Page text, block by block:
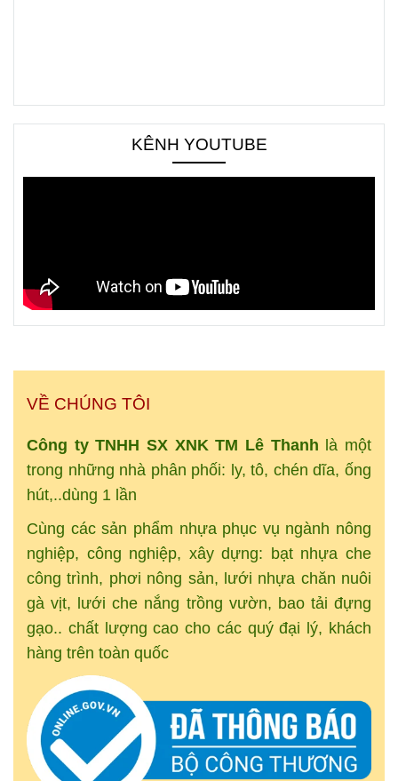
KÊNH YOUTUBE
VỀ CHÚNG TÔI
Công ty TNHH SX XNKTM Lê Thanh là một
trong những nhà phân phối: ly, tô, chén dĩa, ống
hút,..dùng 1 lần
Cùng các sản phẩm nhựa phục vụ ngành nông
nghiệp, công nghiệp, xây dựng: bạt nhựa che
công trình, phơi nông sản, lưới nhựa chăn nuôi
gà vịt, lưới che nắng trồng vườn, bao tải đựng
gạo.. chất lượng cao cho các quý đại lý, khách
hàng trên toàn quốc